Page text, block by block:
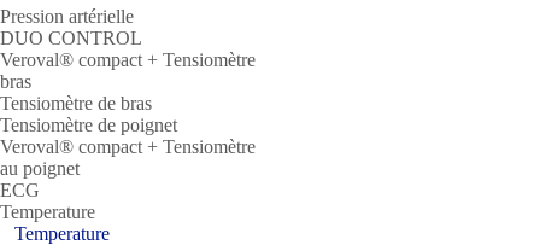
Pression artérielle
DUO CONTROL
Veroval® compact + Tensiomètre
bras
Tensiomètre de bras
Tensiomètre de poignet
Veroval® compact + Tensiomètre
au poignet
ECG
Temperature
Temperature